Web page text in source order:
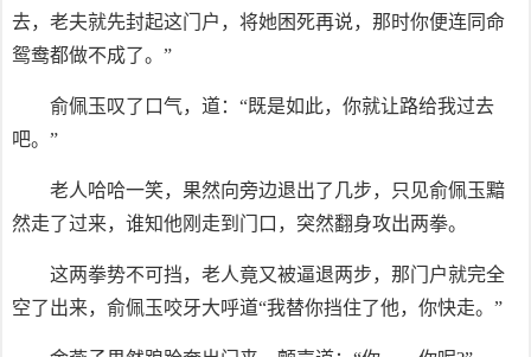
去，老夫就先封起这门户，将她困死再说，那时你便连同命
鸳鸯都做不成了。”
俞佩玉叹了口气，道：“既是如此，你就让路给我过去
吧。”
老人哈哈一笑，果然向旁边退出了几步，只见俞佩玉黯
然走了过来，谁知他刚走到门口，突然翻身攻出两拳。
这两拳势不可挡，老人竟又被逼退两步，那门户就完全
空了出来，俞佩玉咬牙大呼道“我替你挡住了他，你快走。”